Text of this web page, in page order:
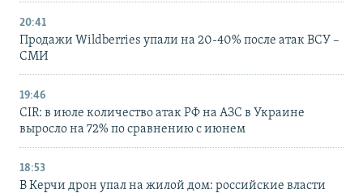
20:41
Продажи Wildberries упали на 20-40% после атак ВСУ –
СМИ
19:46
CIR: в июле количество атак РФ на АЗС в Украине
выросло на 72% по сравнению с июнем
18:53
В Керчи дрон упал на жилой дом: российские власти